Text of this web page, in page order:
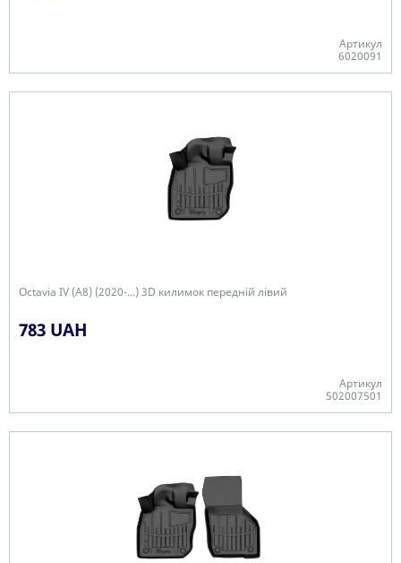
Артикул
6020091
Octavia IV (A8) (2020-...) 3D килимок передній лівий
783 UAH
Артикул
502007501